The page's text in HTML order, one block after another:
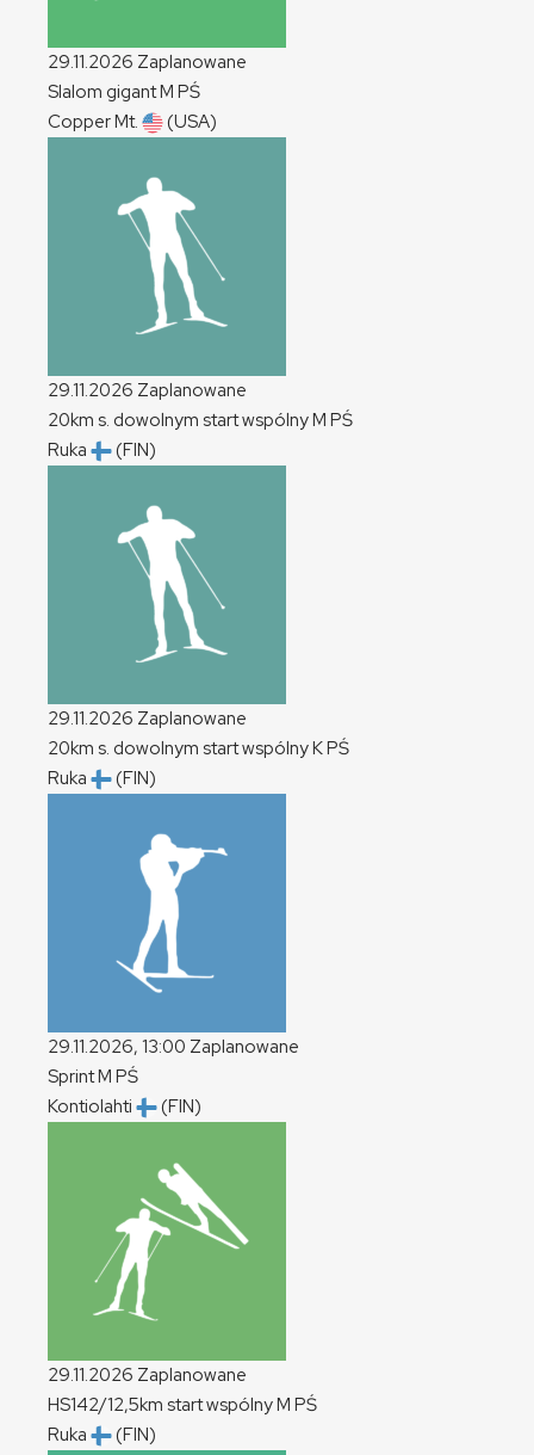
29.11.2026 Zaplanowane
Slalom gigantM PŚ
Copper Mt.
(USA)
29.11.2026 Zaplanowane
20km s. dowolnym start wspólnyM PŚ
Ruka
(FIN)
29.11.2026 Zaplanowane
20km s. dowolnym start wspólnyKPŚ
Ruka
(FIN)
29.11.2026, 13:00 Zaplanowane
SprintM PŚ
Kontiolahti
(FIN)
29.11.2026 Zaplanowane
HS142/12,5km start wspólnyM PŚ
Ruka
(FIN)